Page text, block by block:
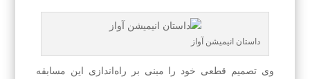
داستان انیمیشن آواز
وی تصمیم قطعی خود را مبنی بر راه‌اندازی این مسابقه